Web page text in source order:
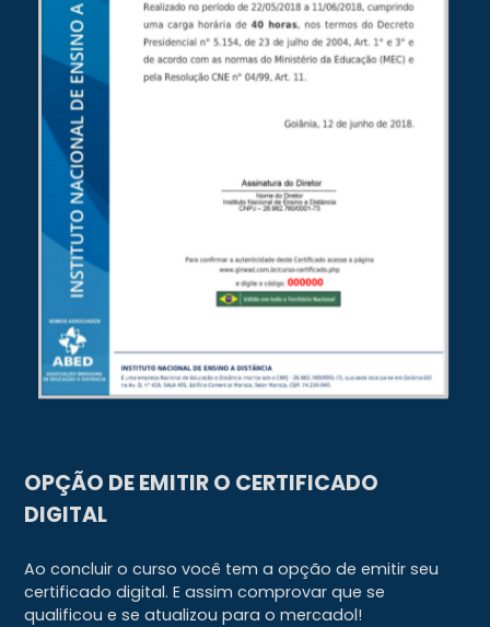
OPÇÃO DE EMITIR O CERTIFICADO
DIGITAL
Ao concluir o curso você tem a opção de emitir seu
certificado digital. E assim comprovar que se
qualificou e se atualizou para o mercadol!